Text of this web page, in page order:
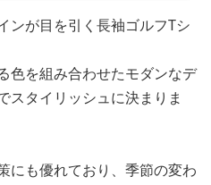
ンが目を引く長袖ゴルフTシ
色を組み合わせたモダンなデ
スタイリッシュに決まりま
にも優れており、季節の変わ